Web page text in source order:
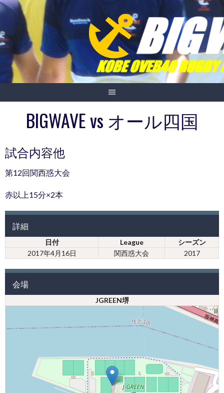
Skip
content
BIGWAVE vs オール四国
試合内容他
第12回関西惑大会
赤以上15分×2本
詳細
日付 League
シーズン
2017年4月16日
関西惑大会 2017
会場
JGREEN堺